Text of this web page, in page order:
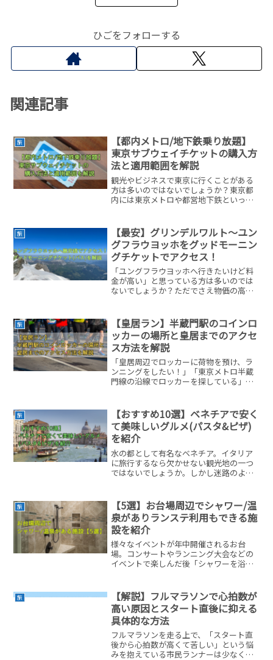
ひごをフォローする
関連記事
旅
【都内メトロ/地下鉄乗り放題】
東京サブウェイチケットの購入方
法と適用範囲を解説
観光やビジネスで東京に行くことがある
方は多いのではないでしょうか？東京都
内には東京メトロや都営地下鉄といった
もアクセスすることができます。しかし1
日に何度も交通機関を乗り...
旅
【最安】グリンデルワルト～ユン
グフラウヨッホをグッドモーニン
グチケットでアクセス！
「ユングフラウヨッホへ行きたいけど料
金が高い」と思っている方は多いのでは
ないでしょうか？ただでさえ物価の高い
フフェアカード」などのパス利用に加
え、さらに「グッドモーニン...
旅
【皇居ラン】半蔵門駅のコインロ
ッカーの場所と皇居までのアクセ
ス方法を解説
「皇居周辺でロッカーに荷物を預け、ラ
ンニングをしたい！」「東京メトロ半蔵
門線の沿線でロッカーを探している」こ
向け、練習中のヒゴですこの記事では、
東京メトロ半蔵門線ユーザー...
旅
【おすすめ10選】ベネチアで安く
て美味しいグルメ(パスタ&ピザ)
を紹介
水の都として有名なベネチア。イタリア
に旅行するなら欠かせない観光地の一つ
ではないでしょうか。しかし迷路のよう
迷っている方も多いと思います。こんに
ちは。今までにベネチアを...
旅
【5選】お台場周辺でシャワー/温
泉がありランステ利用もできる施
設を紹介
様々なイベントが年中開催されるお台
場。コンサートやランニング大会などの
イベントで楽しんだ後「シャワーを浴び
で開催されたマラソン大会後にシャワー
施設を探しまくったヒゴです...
旅
【解説】フルマラソンで心拍数が
高い原因とスタート直後に抑える
具体的な方法
フルマラソンを走る上で、「スタート直
後から心拍数が高くて苦しい」という悩
みを抱えている市民ランナーは少なくあ